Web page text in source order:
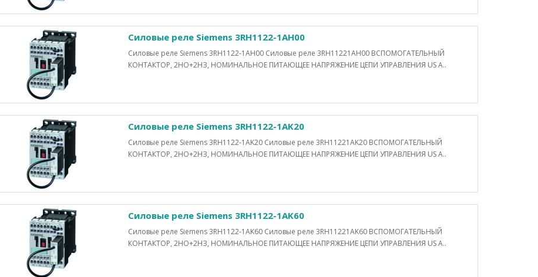
Силовые реле Siemens 3RH1122-1AH00
Силовые реле Siemens 3RH1122-1AH00 Силовые реле 3RH11221AH00 ВСПОМОГАТЕЛЬНЫЙ
КОНТАКТОР, 2НО+2НЗ, НОМИНАЛЬНОЕ ПИТАЮЩЕЕ НАПРЯЖЕНИЕ ЦЕПИ УПРАВЛЕНИЯ US A..
Силовые реле Siemens 3RH1122-1AK20
Силовые реле Siemens 3RH1122-1AK20 Силовые реле 3RH11221AK20 ВСПОМОГАТЕЛЬНЫЙ
КОНТАКТОР, 2НО+2НЗ, НОМИНАЛЬНОЕ ПИТАЮЩЕЕ НАПРЯЖЕНИЕ ЦЕПИ УПРАВЛЕНИЯ US A..
Силовые реле Siemens 3RH1122-1AK60
Силовые реле Siemens 3RH1122-1AK60 Силовые реле 3RH11221AK60 ВСПОМОГАТЕЛЬНЫЙ
КОНТАКТОР, 2НО+2НЗ, НОМИНАЛЬНОЕ ПИТАЮЩЕЕ НАПРЯЖЕНИЕ ЦЕПИ УПРАВЛЕНИЯ US A..